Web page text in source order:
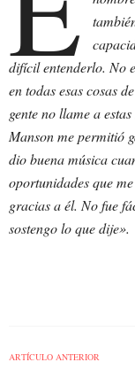
difícil entenderlo. No
en todas esas cosas
gente no llame a
Manson me permitió
dio buena música
oportunidades que
gracias a él. No fue
sostengo lo que dije».
ARTÍCULO ANTERIOR